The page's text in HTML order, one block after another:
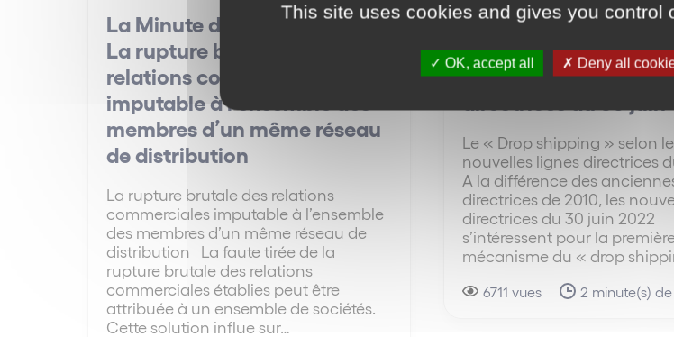
La Minute des Réseaux #23 –
La rupture brutale des
relations commerciales
imputable à l’ensemble des
membres d’un même réseau
de distribution
La rupture brutale des relations
commerciales imputable à l’ensemble
des membres d’un même réseau de
distribution La faute tirée de la
rupture brutale des relations
commerciales établies peut être
attribuée à un ensemble de sociétés.
Cette solution influe sur…
La Minute des
Le « Drop shipping »
les nouvelles lignes
Le « Drop shipping » selon
nouvelles lignes directrices
A la différence des
directrices de 2010, les
directrices du 30 juin 2022
s’intéressent pour la
mécanisme du « drop
6711 vues 2 minute(s)
This site uses cookies and gives you control
OK, accept all Deny all